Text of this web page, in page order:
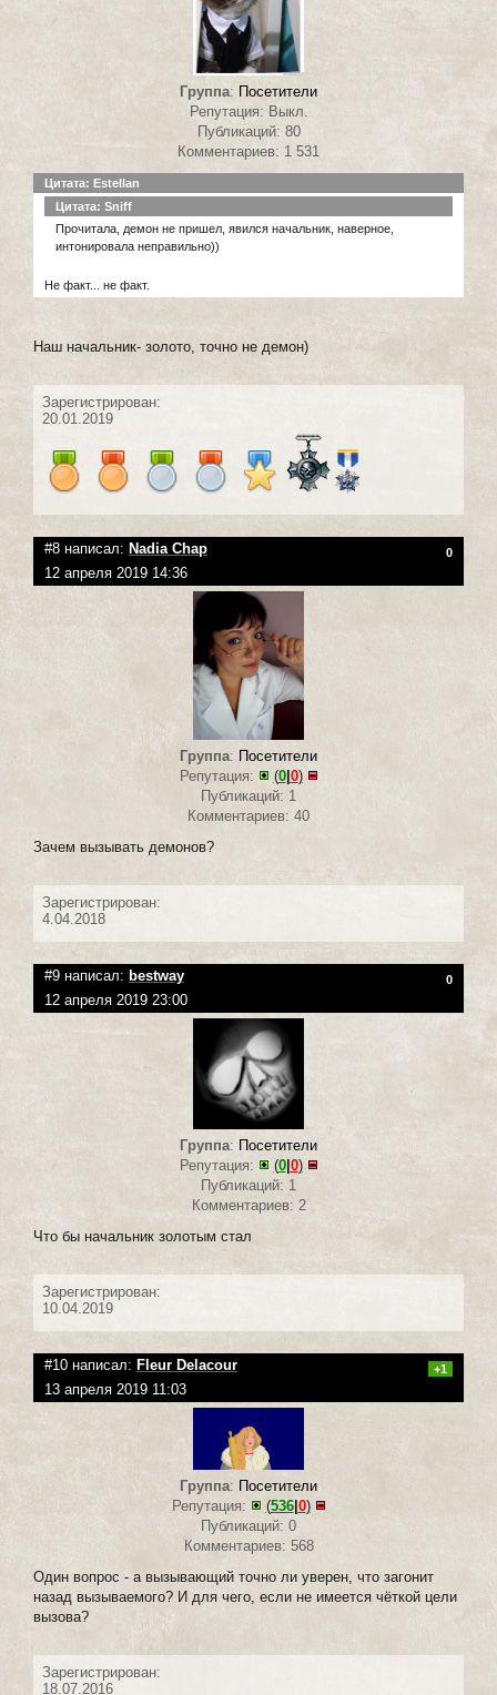
Группа: Посетители
Репутация: Выкл.
Публикаций: 80
Комментариев: 1 531
Цитата: Estellan
Цитата: Sniff
Прочитала, демон не пришел, явился начальник, наверное,
интонировала неправильно))
Не факт... не факт.
Наш начальник- золото, точно не демон)
Зарегистрирован:
20.01.2019
#8 написал: Nadia Chap 0
12 апреля 2019 14:36
Группа: Посетители
Репутация:
(0| 0)
Публикаций: 1
Комментариев: 40
Зачем вызывать демонов?
Зарегистрирован:
4.04.2018
#9 написал: bestway 0
12 апреля 2019 23:00
Группа: Посетители
Репутация:
(0| 0)
Публикаций: 1
Комментариев: 2
Что бы начальник золотым стал
Зарегистрирован:
10.04.2019
#10 написал: Fleur Delacour +1
13 апреля 2019 11:03
Группа: Посетители
Репутация:
(536| 0)
Публикаций: 0
Комментариев: 568
Один вопрос - а вызывающий точно ли уверен, что загонит
назад вызываемого? И для чего, если не имеется чёткой цели
вызова?
Зарегистрирован:
18.07.2016